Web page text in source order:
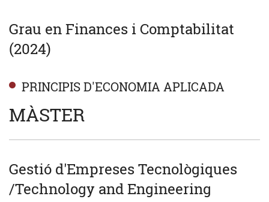
Grau en Finances i Comptabilitat
(2024)
PRINCIPIS D'ECONOMIA APLICADA
MÀSTER
Gestió d'Empreses Tecnològiques
/Technology and Engineering